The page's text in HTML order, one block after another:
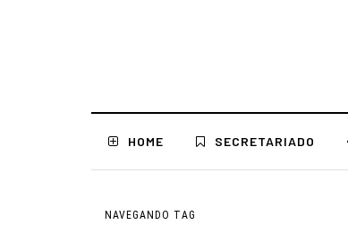
HOME SECRETARIADO
NAVEGANDO TAG